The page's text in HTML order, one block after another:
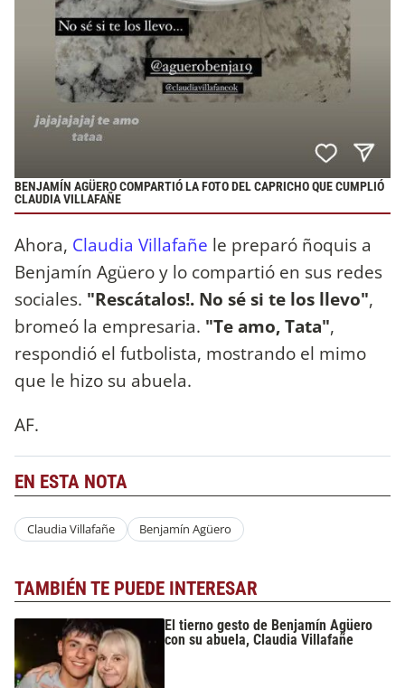
BENJAMÍN AGÜERO COMPARTIÓ LA FOTO DEL CAPRICHO QUE CUMPLIÓ
CLAUDIA VILLAFAÑE
Ahora, Claudia Villafañe le preparó ñoquis a
Benjamín Agüero y lo compartió en sus redes
sociales. "Rescátalos!. No sé si te los llevo",
bromeó la empresaria. "Te amo, Tata",
respondió el futbolista, mostrando el mimo
que le hizo su abuela.
AF.
EN ESTA NOTA
Claudia Villafañe Benjamín Agüero
TAMBIÉN TE PUEDE INTERESAR
El tierno gesto de Benjamín Agüero
con su abuela, Claudia Villafañe